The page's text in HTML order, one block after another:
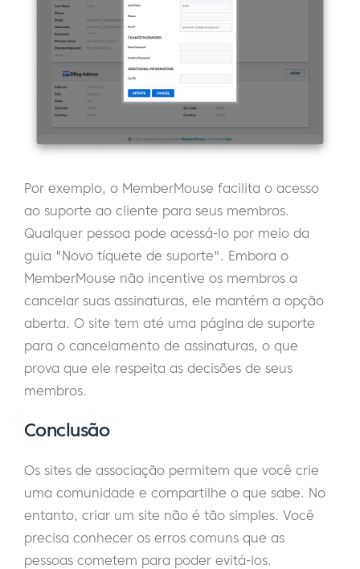
Por exemplo, o MemberMouse facilita o acesso
ao suporte ao cliente para seus membros.
Qualquer pessoa pode acessá-lo por meio da
guia "Novo tíquete de suporte". Embora o
MemberMouse não incentive os membros a
cancelar suas assinaturas, ele mantém a opção
aberta. O site tem até uma página de suporte
para o cancelamento de assinaturas, o que
prova que ele respeita as decisões de seus
membros.
Conclusão
Os sites de associação permitem que você crie
uma comunidade e compartilhe o que sabe. No
entanto, criar um site não é tão simples. Você
precisa conhecer os erros comuns que as
pessoas cometem para poder evitá-los.